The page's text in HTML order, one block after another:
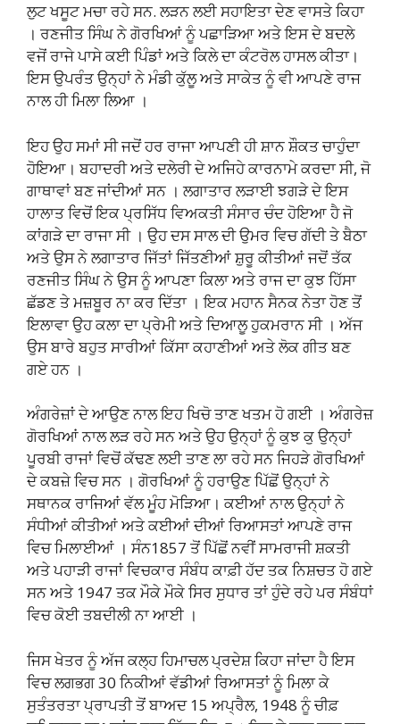
ਲੁਟ ਖਸੂਟ ਮਚਾ ਰਹੇ ਸਨ. ਲੜਨ ਲਈ ਸਹਾਇਤਾ ਦੇਣ ਵਾਸਤੇ ਕਿਹਾ
। ਰਣਜੀਤ ਸਿੰਘ ਨੇ ਗੋਰਖਿਆਂ ਨੂੰ ਪਛਾੜਿਆ ਅਤੇ ਇਸ ਦੇ ਬਦਲੇ
ਵਜੋਂ ਰਾਜੇ ਪਾਸੇ ਕਈ ਪਿੰਡਾਂ ਅਤੇ ਕਿਲੇ ਦਾ ਕੰਟਰੋਲ ਹਾਸਲ ਕੀਤਾ।
ਇਸ ਉਪਰੰਤ ਉਨ੍ਹਾਂ ਨੇ ਮੰਡੀ ਕੁੱਲੂ ਅਤੇ ਸਾਕੇਤ ਨੂੰ ਵੀ ਆਪਣੇ ਰਾਜ
ਨਾਲ ਹੀ ਮਿਲਾ ਲਿਆ ।
ਇਹ ਉਹ ਸਮਾਂ ਸੀ ਜਦੋਂ ਹਰ ਰਾਜਾ ਆਪਣੀ ਹੀ ਸ਼ਾਨ ਸ਼ੌਕਤ ਚਾਹੁੰਦਾ
ਹੋਇਆ। ਬਹਾਦਰੀ ਅਤੇ ਦਲੇਰੀ ਦੇ ਅਜਿਹੇ ਕਾਰਨਾਮੇ ਕਰਦਾ ਸੀ, ਜੋ
ਗਾਥਾਵਾਂ ਬਣ ਜਾਂਦੀਆਂ ਸਨ । ਲਗਾਤਾਰ ਲੜਾਈ ਝਗੜੇ ਦੇ ਇਸ
ਹਾਲਾਤ ਵਿਚੋਂ ਇਕ ਪ੍ਰਸਿੱਧ ਵਿਅਕਤੀ ਸੰਸਾਰ ਚੰਦ ਹੋਇਆ ਹੈ ਜੋ
ਕਾਂਗੜੇ ਦਾ ਰਾਜਾ ਸੀ । ਉਹ ਦਸ ਸਾਲ ਦੀ ਉਮਰ ਵਿਚ ਗੱਦੀ ਤੇ ਬੈਠਾ
ਅਤੇ ਉਸ ਨੇ ਲਗਾਤਾਰ ਜਿੱਤਾਂ ਜਿੱਤਣੀਆਂ ਸ਼ੁਰੂ ਕੀਤੀਆਂ ਜਦੋਂ ਤੱਕ
ਰਣਜੀਤ ਸਿੰਘ ਨੇ ਉਸ ਨੂੰ ਆਪਣਾ ਕਿਲਾ ਅਤੇ ਰਾਜ ਦਾ ਕੁਝ ਹਿੱਸਾ
ਛੱਡਣ ਤੇ ਮਜ਼ਬੂਰ ਨਾ ਕਰ ਦਿੱਤਾ । ਇਕ ਮਹਾਨ ਸੈਨਕ ਨੇਤਾ ਹੋਣ ਤੋਂ
ਇਲਾਵਾ ਉਹ ਕਲਾ ਦਾ ਪ੍ਰੇਮੀ ਅਤੇ ਦਿਆਲੂ ਹੁਕਮਰਾਨ ਸੀ । ਅੱਜ
ਉਸ ਬਾਰੇ ਬਹੁਤ ਸਾਰੀਆਂ ਕਿੱਸਾ ਕਹਾਣੀਆਂ ਅਤੇ ਲੋਕ ਗੀਤ ਬਣ
ਗਏ ਹਨ ।
ਅੰਗਰੇਜ਼ਾਂ ਦੇ ਆਉਣ ਨਾਲ ਇਹ ਖਿਚੋ ਤਾਣ ਖਤਮ ਹੋ ਗਈ । ਅੰਗਰੇਜ਼
ਗੋਰਖਿਆਂ ਨਾਲ ਲੜ ਰਹੇ ਸਨ ਅਤੇ ਉਹ ਉਨ੍ਹਾਂ ਨੂੰ ਕੁਝ ਕੁ ਉਨ੍ਹਾਂ
ਪੂਰਬੀ ਰਾਜਾਂ ਵਿਚੋਂ ਕੱਢਣ ਲਈ ਤਾਣ ਲਾ ਰਹੇ ਸਨ ਜਿਹੜੇ ਗੋਰਖਿਆਂ
ਦੇ ਕਬਜ਼ੇ ਵਿਚ ਸਨ । ਗੋਰਖਿਆਂ ਨੂੰ ਹਰਾਉਣ ਪਿੱਛੋਂ ਉਨ੍ਹਾਂ ਨੇ
ਸਥਾਨਕ ਰਾਜਿਆਂ ਵੱਲ ਮੂੰਹ ਮੋੜਿਆ। ਕਈਆਂ ਨਾਲ ਉਨ੍ਹਾਂ ਨੇ
ਸੰਧੀਆਂ ਕੀਤੀਆਂ ਅਤੇ ਕਈਆਂ ਦੀਆਂ ਰਿਆਸਤਾਂ ਆਪਣੇ ਰਾਜ
ਵਿਚ ਮਿਲਾਈਆਂ । ਸੰਨ1857 ਤੋਂ ਪਿੱਛੋਂ ਨਵੀਂ ਸਾਮਰਾਜੀ ਸ਼ਕਤੀ
ਅਤੇ ਪਹਾੜੀ ਰਾਜਾਂ ਵਿਚਕਾਰ ਸੰਬੰਧ ਕਾਫ਼ੀ ਹੱਦ ਤਕ ਨਿਸ਼ਚਤ ਹੋ ਗਏ
ਸਨ ਅਤੇ 1947 ਤਕ ਮੌਕੇ ਮੌਕੇ ਸਿਰ ਸੁਧਾਰ ਤਾਂ ਹੁੰਦੇ ਰਹੇ ਪਰ ਸੰਬੰਧਾਂ
ਵਿਚ ਕੋਈ ਤਬਦੀਲੀ ਨਾ ਆਈ ।
ਜਿਸ ਖੇਤਰ ਨੂੰ ਅੱਜ ਕਲ੍ਹ ਹਿਮਾਚਲ ਪ੍ਰਦੇਸ਼ ਕਿਹਾ ਜਾਂਦਾ ਹੈ ਇਸ
ਵਿਚ ਲਗਭਗ 30 ਨਿਕੀਆਂ ਵੱਡੀਆਂ ਰਿਆਸਤਾਂ ਨੂੰ ਮਿਲਾ ਕੇ
ਸੁਤੰਤਰਤਾ ਪ੍ਰਾਪਤੀ ਤੋਂ ਬਾਅਦ 15 ਅਪ੍ਰੈਲ, 1948 ਨੂੰ ਚੀਫ਼